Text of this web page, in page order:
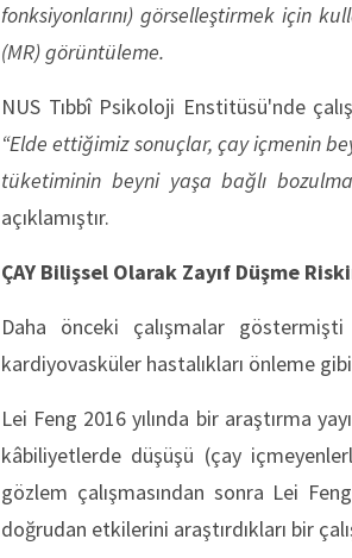
fonksiyonlarını) görselleştirmek için
(MR) görüntüleme.
NUS Tıbbî Psikoloji Enstitüsü'nde
“Elde ettiğimiz sonuçlar, çay içmenin
tüketiminin beyni yaşa bağlı
açıklamıştır.
ÇAY Bilişsel Olarak Zayıf Düşme
Daha önceki çalışmalar
kardiyovasküler hastalıkları önleme
Lei Feng 2016 yılında bir araştırma
kâbiliyetlerde düşüşü (çay
gözlem çalışmasından sonra Lei
doğrudan etkilerini araştırdıkları bir